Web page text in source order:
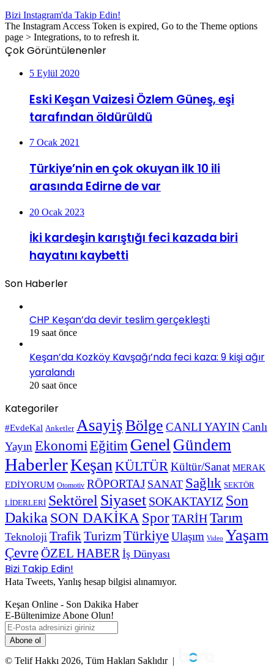
Bizi Instagram'da Takip Edin!
The Instagram Access Token is expired, Go to the Theme options
page > Integrations, to to refresh it.
Çok Görüntülenenler
5 Eylül 2020
Eski Keşan Vaizesi Özlem Güneş, eşi
tarafından öldürüldü
7 Ocak 2021
Türkiye’nin en çok okuyan ilk 10 ili
arasında Edirne de var
20 Ocak 2023
İki kardeşin karıştığı feci kazada biri
hayatını kaybetti
Son Haberler
CHP Keşan’da devir teslim gerçekleşti
19 saat önce
Keşan’da Kozköy Kavşağı’nda feci kaza: 9 kişi ağır
yaralandı
20 saat önce
Kategoriler
#EvdeKal Anketler AsayişBölge CANLI YAYINCanlı
Yayın Ekonomi Eğitim Genel Gündem
HaberlerKeşan KÜLTÜRKültür/Sanat MERAK
EDİYORUM Otomotiv RÖPORTAJ SANAT Sağlık SEKTÖR
LİDERLERİ Sektörel Siyaset SOKAKTAYIZ Son
Dakika SON DAKİKA SporTARİHTarım
Teknoloji TrafikTurizmTürkiyeUlaşım Video Yaşam
ÇevreÖZEL HABER İş Dünyası
Bizi Takip Edin!
Hata Tweets, Yanlış hesap bilgisi alınamıyor.
Keşan Online - Son Dakika Haber
E-Bültenimize Abone Olun!
E-
Posta
adresinizi
giriniz
© Telif Hakkı 2026, Tüm Hakları Saklıdır |